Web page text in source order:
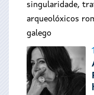
singularidade,
arqueolóxicos
galego